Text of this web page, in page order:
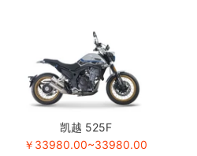
凯越 525F
￥33980.00~33980.00